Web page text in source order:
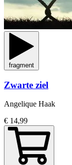
fragment
Zwarte ziel
Angelique Haak
€ 14,99